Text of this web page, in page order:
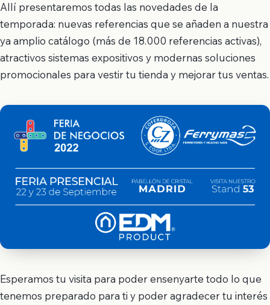
Allí presentaremos todas las novedades de la
temporada: nuevas referencias que se añaden a nuestra
ya amplio catálogo (más de 18.000 referencias activas),
atractivos sistemas expositivos y modernas soluciones
promocionales para vestir tu tienda y mejorar tus ventas.
Esperamos tu visita para poder ensenyarte todo lo que
tenemos preparado para ti y poder agradecer tu interés